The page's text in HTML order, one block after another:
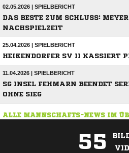
02.05.2026 | SPIELBERICHT
DAS BESTE ZUM SCHLUSS:
NACHSPIELZEIT
25.04.2026 | SPIELBERICHT
HEIKENDORFER SV II KASSIERT
11.04.2026 | SPIELBERICHT
SG INSEL FEHMARN BEENDET
OHNE SIEG
ALLE MANNSCHAFTS-NEWS IM
55